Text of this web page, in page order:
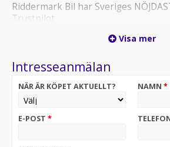
Riddermark Bil har Sveriges
Trustpilot
hemleverans i hela Sverige!*
Volkswagen Taigo 1.0 TSI R-Line är
körning, låg bränsleförbrukning och
en turbomatad bensinmotor på 116
stadskörning och längre resor.
Visa mer
Intresseanmälan
NÄR ÄR KÖPET AKTUELLT? NAMN *
E-POST *